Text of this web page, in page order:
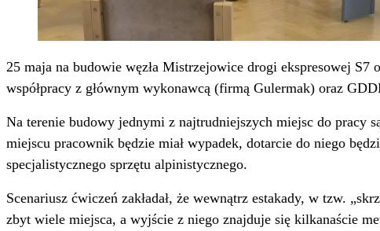
25 maja na budowie węzła Mistrzejowice drogi ekspresowej
współpracy z głównym wykonawcą (firmą Gulermak) oraz
Na terenie budowy jednymi z najtrudniejszych miejsc do pracy
miejscu pracownik będzie miał wypadek, dotarcie do niego
specjalistycznego sprzętu alpinistycznego.
Scenariusz ćwiczeń zakładał, że wewnątrz estakady, w tzw.
zbyt wiele miejsca, a wyjście z niego znajduje się kilkanaście